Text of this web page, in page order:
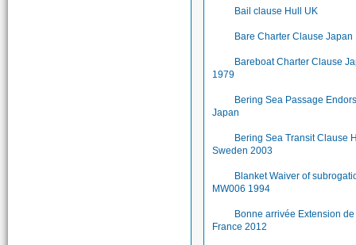
Bail clause Hull UK
Bare Charter Clause Japan
Bareboat Charter Clause
1979
Bering Sea Passage
Japan
Bering Sea Transit Clause
Sweden 2003
Blanket Waiver of
MW006 1994
Bonne arrivée Extension
France 2012